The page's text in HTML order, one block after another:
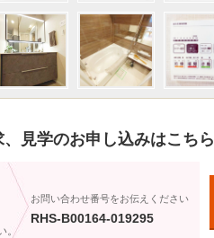
見学のお申し込みはこち
。
お問い合わせ番号をお伝えください
RHS-B00164-019295